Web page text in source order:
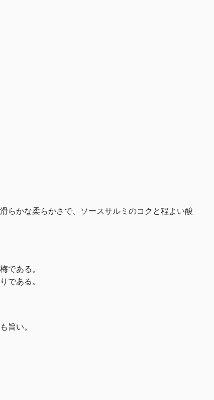
らかな柔らかさで、ソースサルミのコクと程よい酸
である。
である。
旨い。